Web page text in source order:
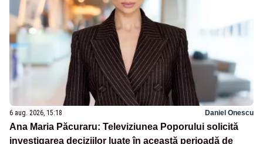
6 aug. 2026, 15:18 Daniel Onescu
Ana Maria Păcuraru: Televiziunea Poporului solicită
investigarea deciziilor luate în această perioadă de